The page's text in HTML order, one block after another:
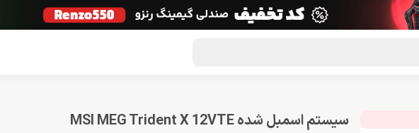
سیستم اسمبل شده MSI MEG Trident X 12VTE